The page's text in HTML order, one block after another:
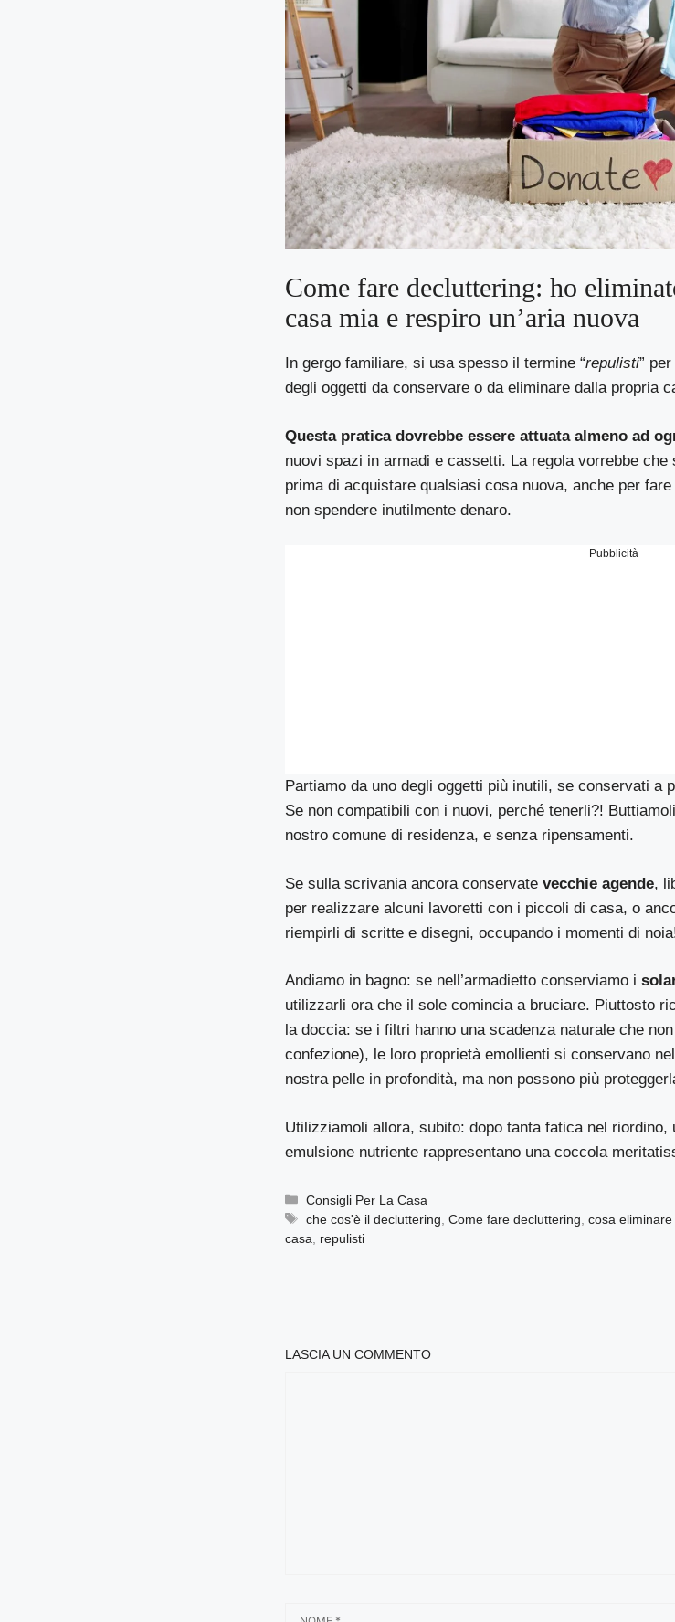
Come fare decluttering: ho
casa mia e respiro un’aria nuova
In gergo familiare, si usa spesso il termine “repulisti”
degli oggetti da conservare o da eliminare dalla propria
Questa pratica dovrebbe essere attuata almeno ad
nuovi spazi in armadi e cassetti. La regola vorrebbe
prima di acquistare qualsiasi cosa nuova, anche per
non spendere inutilmente denaro.
Pubblicità
Partiamo da uno degli oggetti più inutili, se conservati a
Se non compatibili con i nuovi, perché tenerli?!
nostro comune di residenza, e senza ripensamenti.
Se sulla scrivania ancora conservatevecchie agende,
per realizzare alcuni lavoretti con i piccoli di casa, o
riempirli di scritte e disegni, occupando i momenti di
Andiamo in bagno: se nell’armadietto conserviamo i
utilizzarli ora che il sole comincia a bruciare. Piuttosto
la doccia: se i filtri hanno una scadenza naturale che
confezione), le loro proprietà emollienti si conservano
nostra pelle in profondità, ma non possono più
Utilizziamoli allora, subito: dopo tanta fatica nel riordino,
emulsione nutriente rappresentano una coccola
Categorie
Consigli Per La Casa
Tag
che cos'è il decluttering ,Come fare decluttering ,cosa eliminare
casa
repulisti
LASCIA UN COMMENTO